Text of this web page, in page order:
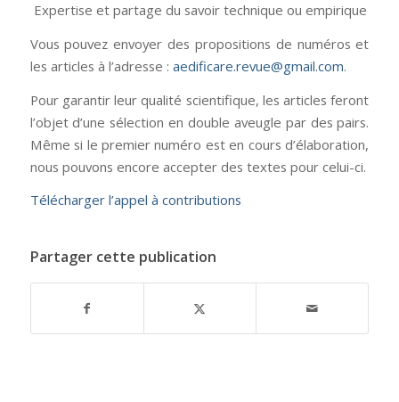
Expertise et partage du savoir technique ou empirique
Vous pouvez envoyer des propositions de numéros et
les articles à l’adresse : aedificare.revue@gmail.com.
Pour garantir leur qualité scientifique, les articles feront
l’objet d’une sélection en double aveugle par des pairs.
Même si le premier numéro est en cours d’élaboration,
nous pouvons encore accepter des textes pour celui-ci.
Télécharger l’appel à contributions
Partager cette publication